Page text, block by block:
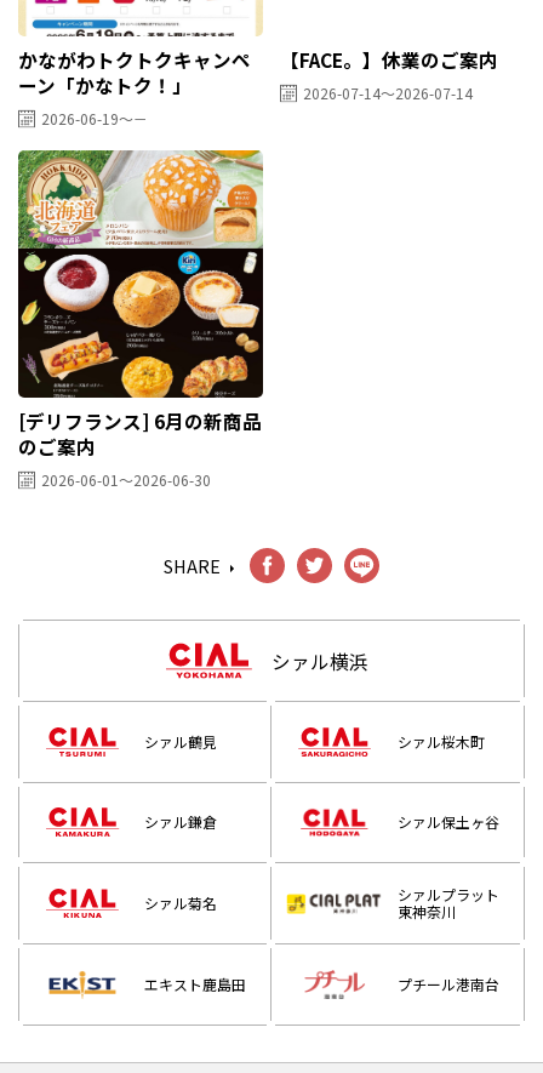
かながわトクトクキャンペ
ーン「かなトク！」
2026-06-19～－
【FACE。】休業のご案内
2026-07-14～2026-07-14
[デリフランス] 6月の新商品
のご案内
2026-06-01～2026-06-30
SHARE
シァル横浜
シァル鶴見 シァル桜木町
シァル鎌倉 シァル保土ヶ谷
シァル菊名
シァルプラット
東神奈川
エキスト鹿島田 プチール港南台